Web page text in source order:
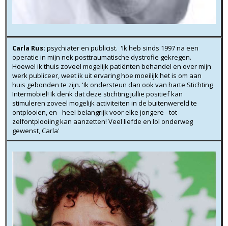
Carla Rus: psychiater en publicist. 'Ik heb sinds 1997 na een
operatie in mijn nek posttraumatische dystrofie gekregen.
Hoewel ik thuis zoveel mogelijk patiënten behandel en over mijn
werk publiceer, weet ik uit ervaring hoe moeilijk het is om aan
huis gebonden te zijn. 'Ik ondersteun dan ook van harte Stichting
Intermobiel! Ik denk dat deze stichting jullie positief kan
stimuleren zoveel mogelijk activiteiten in de buitenwereld te
ontplooien, en - heel belangrijk voor elke jongere - tot
zelfontplooiing kan aanzetten! Veel liefde en lol onderweg
gewenst, Carla'